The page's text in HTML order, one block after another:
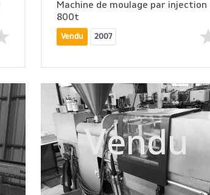
Machine de moulage par injection
800t
Vendu 2007
Vendu